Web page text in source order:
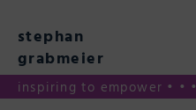
content
stephan
grabmeier
inspiring to empower • • •